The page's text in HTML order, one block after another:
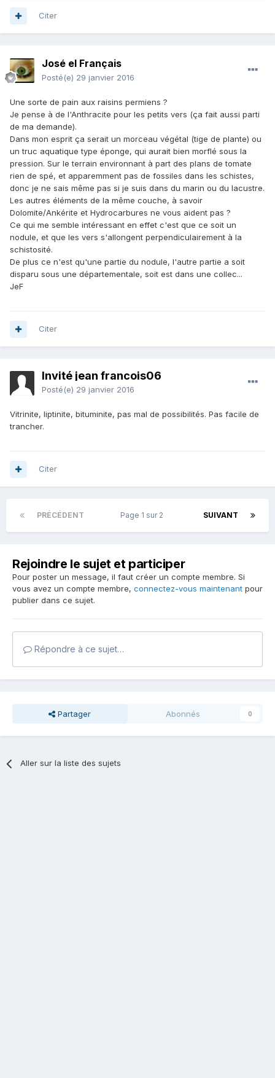
Citer
José el Français
Posté(e) 29 janvier 2016
Une sorte de pain aux raisins permiens ?
Je pense à de l'Anthracite pour les petits vers (ça fait aussi parti
de ma demande).
Dans mon esprit ça serait un morceau végétal (tige de plante) ou
un truc aquatique type éponge, qui aurait bien morflé sous la
pression. Sur le terrain environnant à part des plans de tomate
rien de spé, et apparemment pas de fossiles dans les schistes,
donc je ne sais même pas si je suis dans du marin ou du lacustre.
Les autres éléments de la même couche, à savoir
Dolomite/Ankérite et Hydrocarbures ne vous aident pas ?
Ce qui me semble intéressant en effet c'est que ce soit un
nodule, et que les vers s'allongent perpendiculairement à la
schistosité.
De plus ce n'est qu'une partie du nodule, l'autre partie a soit
disparu sous une départementale, soit est dans une collec...
JeF
Citer
Invité jean francois06
Posté(e) 29 janvier 2016
Vitrinite, liptinite, bituminite, pas mal de possibilités. Pas facile de
trancher.
Citer
PRÉCÉDENT SUIVANT
Page 1 sur 2
Rejoindre le sujet et participer
Pour poster un message, il faut créer un compte membre. Si
vous avez un compte membre, connectez-vous maintenant pour
publier dans ce sujet.
Répondre à ce sujet…
Partager Abonnés 0
Aller sur la liste des sujets